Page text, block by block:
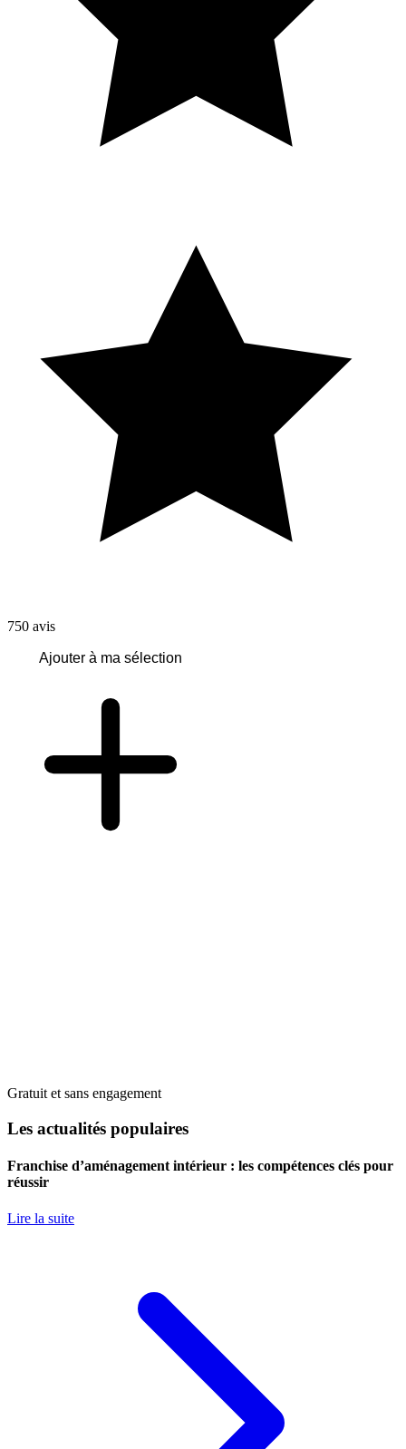
750 avis
Ajouter à ma sélection
Gratuit et sans engagement
Les actualités populaires
Franchise d’aménagement intérieur : les compétences clés pour
réussir
Lire la suite